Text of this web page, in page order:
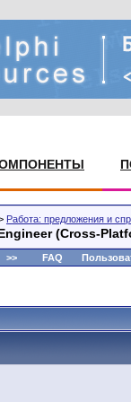
Работа: предложения и
(Cross-
FAQ